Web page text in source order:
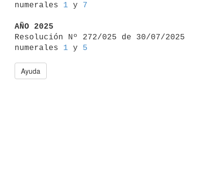
numerales 1 y 7
AÑO 2025
Resolución Nº 272/025 de 30/07/2025
numerales 1 y 5
Ayuda